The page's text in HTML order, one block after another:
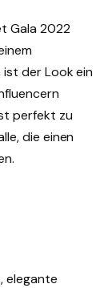
Gala 2022
der Look ein
perfekt zu
die einen
elegante